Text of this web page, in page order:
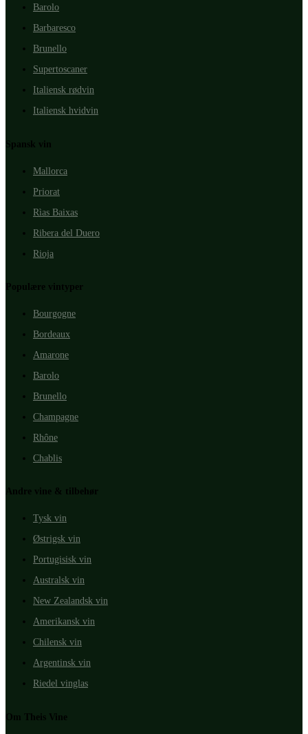
Barolo
Barbaresco
Brunello
Supertoscaner
Italiensk rødvin
Italiensk hvidvin
Spansk vin
Mallorca
Priorat
Rìas Baixas
Ribera del Duero
Rioja
Populære vintyper
Bourgogne
Bordeaux
Amarone
Barolo
Brunello
Champagne
Rhône
Chablis
Andre vine & tilbehør
Tysk vin
Østrigsk vin
Portugisisk vin
Australsk vin
New Zealandsk vin
Amerikansk vin
Chilensk vin
Argentinsk vin
Riedel vinglas
Om Theis Vine